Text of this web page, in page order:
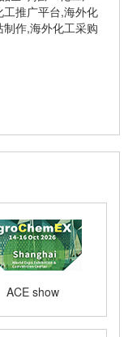
推广平台,海外化
作,海外化工采购
ACE show